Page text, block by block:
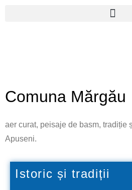
Comuna Mărgău
aer curat, peisaje de basm, tradiție
Apuseni.
Istoric și tradiții